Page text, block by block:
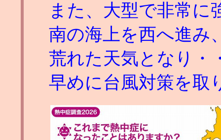
また、大型で非常に
南の海上を西へ進み
荒れた天気となり・
早めに台風対策を取